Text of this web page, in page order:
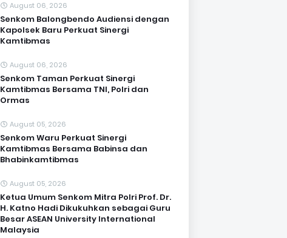
August 06, 2026
Senkom Balongbendo Audiensi dengan
Kapolsek Baru Perkuat Sinergi
Kamtibmas
August 06, 2026
Senkom Taman Perkuat Sinergi
Kamtibmas Bersama TNI, Polri dan
Ormas
August 05, 2026
Senkom Waru Perkuat Sinergi
Kamtibmas Bersama Babinsa dan
Bhabinkamtibmas
August 05, 2026
Ketua Umum Senkom Mitra Polri Prof. Dr.
H. Katno Hadi Dikukuhkan sebagai Guru
Besar ASEAN University International
Malaysia